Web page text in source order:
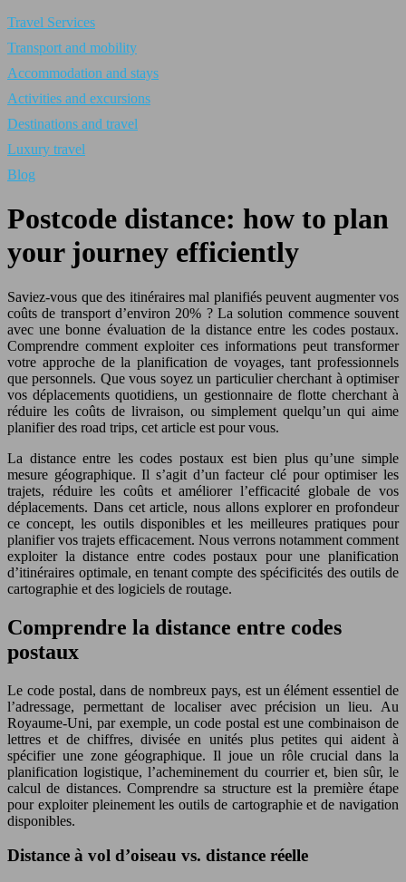
Travel Services
Transport and mobility
Accommodation and stays
Activities and excursions
Destinations and travel
Luxury travel
Blog
Postcode distance: how to plan
your journey efficiently
Saviez-vous que des itinéraires mal planifiés peuvent augmenter vos
coûts de transport d’environ 20% ? La solution commence souvent
avec une bonne évaluation de la distance entre les codes postaux.
Comprendre comment exploiter ces informations peut transformer
votre approche de la planification de voyages, tant professionnels
que personnels. Que vous soyez un particulier cherchant à optimiser
vos déplacements quotidiens, un gestionnaire de flotte cherchant à
réduire les coûts de livraison, ou simplement quelqu’un qui aime
planifier des road trips, cet article est pour vous.
La distance entre les codes postaux est bien plus qu’une simple
mesure géographique. Il s’agit d’un facteur clé pour optimiser les
trajets, réduire les coûts et améliorer l’efficacité globale de vos
déplacements. Dans cet article, nous allons explorer en profondeur
ce concept, les outils disponibles et les meilleures pratiques pour
planifier vos trajets efficacement. Nous verrons notamment comment
exploiter la distance entre codes postaux pour une planification
d’itinéraires optimale, en tenant compte des spécificités des outils de
cartographie et des logiciels de routage.
Comprendre la distance entre codes
postaux
Le code postal, dans de nombreux pays, est un élément essentiel de
l’adressage, permettant de localiser avec précision un lieu. Au
Royaume-Uni, par exemple, un code postal est une combinaison de
lettres et de chiffres, divisée en unités plus petites qui aident à
spécifier une zone géographique. Il joue un rôle crucial dans la
planification logistique, l’acheminement du courrier et, bien sûr, le
calcul de distances. Comprendre sa structure est la première étape
pour exploiter pleinement les outils de cartographie et de navigation
disponibles.
Distance à vol d’oiseau vs. distance réelle